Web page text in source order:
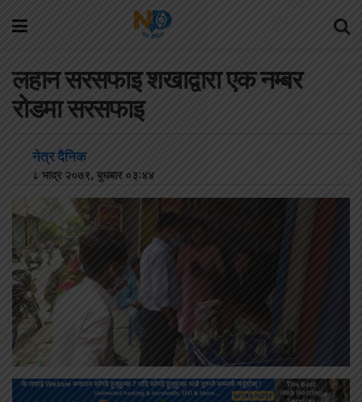
लहान सरसफाइ शखाद्वारा एक नम्बर
रोडमा सरसफाइ
नेत्र दैनिक
८ भाद्र २०७९, बुधबार ०३:४४